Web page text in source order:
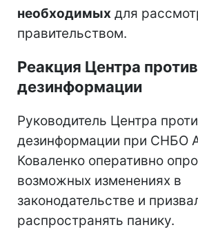
необходимых для
правительством.
Реакция Центра
дезинформации
Руководитель Центра
дезинформации при СНБО
Коваленко оперативно
возможных изменениях в
законодательстве и
распространять панику.